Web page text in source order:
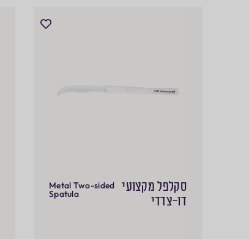
סקלפל מקצועי
דו-צדדי
Metal Two-sided
Spatula